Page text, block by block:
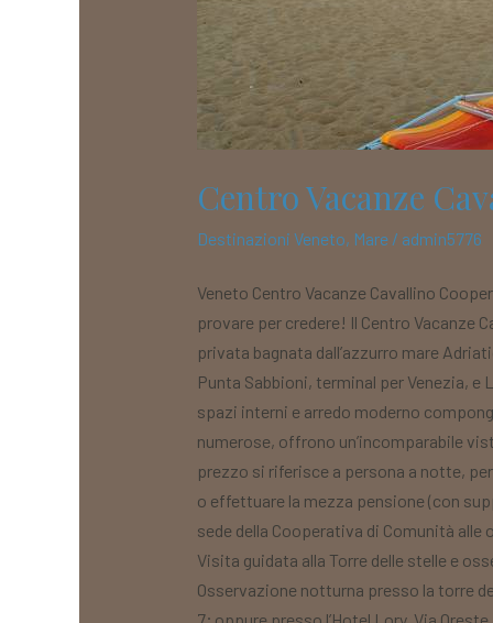
Centro Vacanze
Destinazioni Veneto, Mare/ admin5776
Veneto Centro Vacanze Cavallino
provare per credere! Il Centro Vacanze
privata bagnata dall’azzurro mare
Punta Sabbioni, terminal per Venezia,
spazi interni e arredo moderno
numerose, offrono un’incomparabile
prezzo si riferisce a persona a notte,
o effettuare la mezza pensione (con
sede della Cooperativa di Comunità alle
Visita guidata alla Torre delle stelle e
Osservazione notturna presso la torre